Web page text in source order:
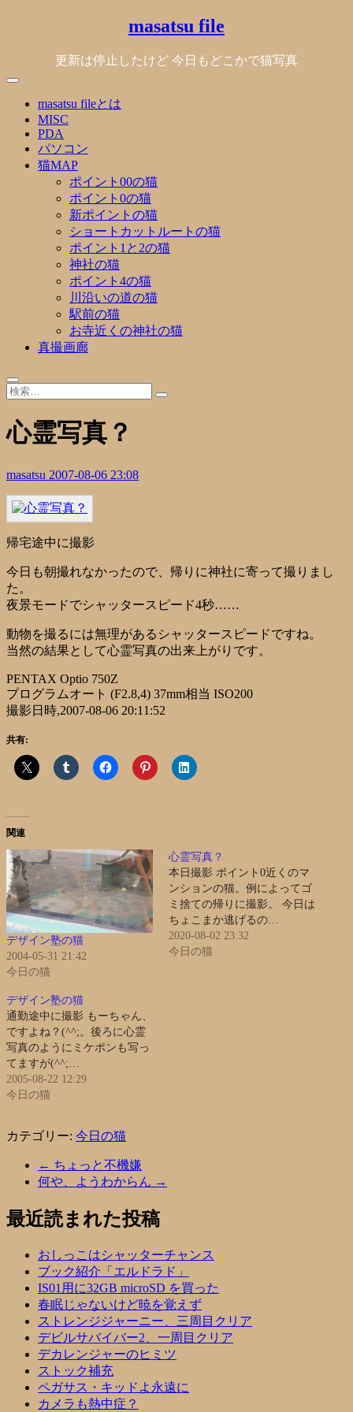
masatsu file
更新は停止したけど 今日もどこかで猫写真
masatsu fileとは
MISC
PDA
パソコン
猫MAP
ポイント00の猫
ポイント0の猫
新ポイントの猫
ショートカットルートの猫
ポイント1と2の猫
神社の猫
ポイント4の猫
川沿いの道の猫
駅前の猫
お寺近くの神社の猫
真撮画廊
心霊写真？
masatsu 2007-08-06 23:08
帰宅途中に撮影
今日も朝撮れなかったので、帰りに神社に寄って撮りまし
た。
夜景モードでシャッタースピード4秒……
動物を撮るには無理があるシャッタースピードですね。
当然の結果として心霊写真の出来上がりです。
PENTAX Optio 750Z
プログラムオート (F2.8,4) 37mm相当 ISO200
撮影日時,2007-08-06 20:11:52
共有:
関連
デザイン塾の猫
2004-05-31 21:42
今日の猫
心霊写真？
本日撮影 ポイント0近くのマ
ンションの猫。例によってゴ
ミ捨ての帰りに撮影。 今日は
ちょこまか逃げるの…
2020-08-02 23:32
今日の猫
デザイン塾の猫
通勤途中に撮影 もーちゃん、
ですよね？(^^;。後ろに心霊
写真のようにミケポンも写っ
てますが(^^;…
2005-08-22 12:29
今日の猫
カテゴリー: 今日の猫
← ちょっと不機嫌
何や、ようわからん →
最近読まれた投稿
おしっこはシャッターチャンス
ブック紹介「エルドラド」
IS01用に32GB microSD を買った
春眠じゃないけど暁を覚えず
ストレンジジャーニー、三周目クリア
デビルサバイバー2、一周目クリア
デカレンジャーのヒミツ
ストック補充
ペガサス・キッドよ永遠に
カメラも熱中症？